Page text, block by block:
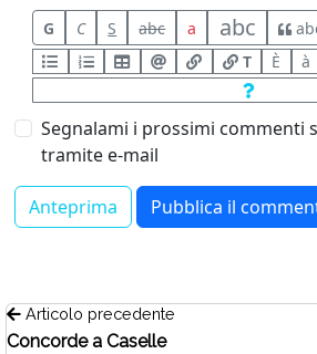
G C S abc a abc
T
È à
Segnalami i prossimi commenti
tramite e-mail
Articolo precedente
Concorde a Caselle